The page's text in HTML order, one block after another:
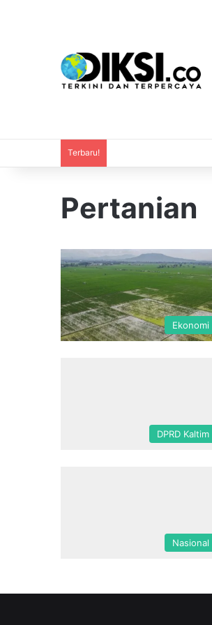
Terbaru!
Pertanian
Ekonomi
DPRD Kaltim
Nasional